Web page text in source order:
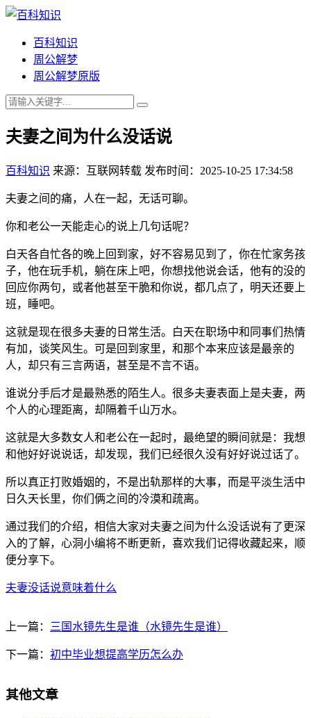
百科知识
周公解梦
周公解梦原版
夫妻之间为什么没话说
百科知识 来源：互联网转载 发布时间：2025-10-25 17:34:58
夫妻之间的痛，人在一起，无话可聊。
你和老公一天能走心的说上几句话呢？
白天各自忙各的晚上回到家，好不容易见到了，你在忙家务孩
子，他在玩手机，躺在床上吧，你想找他说会话，他有的没的
回应你两句，或者他甚至干脆和你说，都几点了，明天还要上
班，睡吧。
这就是现在很多夫妻的日常生活。白天在职场中和同事们热情
有加，谈笑风生。可是回到家里，和那个本来应该是最亲的
人，却只有三言两语，甚至是不言不语。
谁说分手后才是最熟悉的陌生人。很多夫妻表面上是夫妻，两
个人的心理距离，却隔着千山万水。
这就是大多数女人和老公在一起时，最绝望的瞬间就是：我想
和他好好说说话，却发现，我们已经很久没有好好说过话了。
所以真正打败婚姻的，不是出轨那样的大事，而是平淡生活中
日久天长里，你们俩之间的冷漠和疏离。
通过我们的介绍，相信大家对夫妻之间为什么没话说有了更深
入的了解，心洞小编将不断更新，喜欢我们记得收藏起来，顺
便分享下。
夫妻没话说意味着什么
上一篇： 三国水镜先生是谁（水镜先生是谁）
下一篇： 初中毕业想提高学历怎么办
其他文章